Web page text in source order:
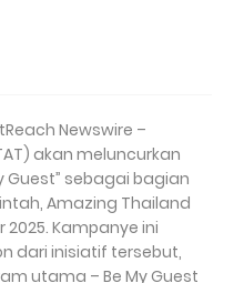
Newswire –
akan meluncurkan
Guest” sebagai bagian
Amazing Thailand
Kampanye ini
dari inisiatif tersebut,
utama – Be My Guest